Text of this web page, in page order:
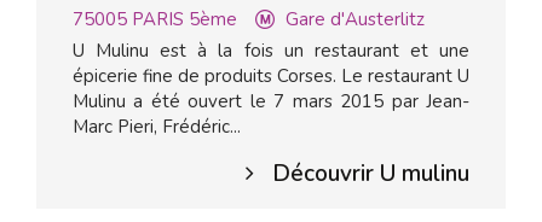
75005 PARIS 5ème
Gare d'Austerlitz
U Mulinu est à la fois un restaurant et une
épicerie fine de produits Corses. Le restaurant U
Mulinu a été ouvert le 7 mars 2015 par Jean-
Marc Pieri, Frédéric...
Découvrir U mulinu